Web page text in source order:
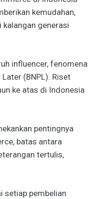
kemudahan,
generasi
influencer, fenomena
(BNPL). Riset
ke atas di Indonesia
pentingnya
batas antara
tertulis,
setiap pembelian